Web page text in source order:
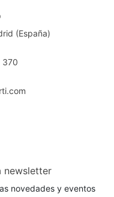
(España)
370
newsletter
novedades y eventos